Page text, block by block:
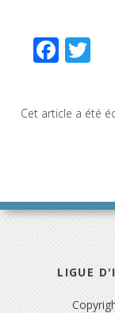
Cet article a été
LIGUE